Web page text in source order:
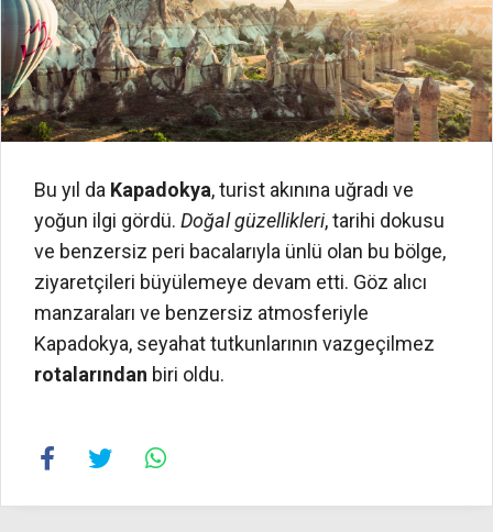
Bu yıl da Kapadokya, turist akınına uğradı ve
yoğun ilgi gördü. Doğal güzellikleri, tarihi dokusu
ve benzersiz peri bacalarıyla ünlü olan bu bölge,
ziyaretçileri büyülemeye devam etti. Göz alıcı
manzaraları ve benzersiz atmosferiyle
Kapadokya, seyahat tutkunlarının vazgeçilmez
rotalarından biri oldu.